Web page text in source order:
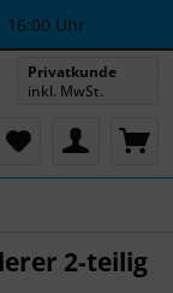
16:00 Uhr
Privatkunde
inkl. MwSt.
2-teilig